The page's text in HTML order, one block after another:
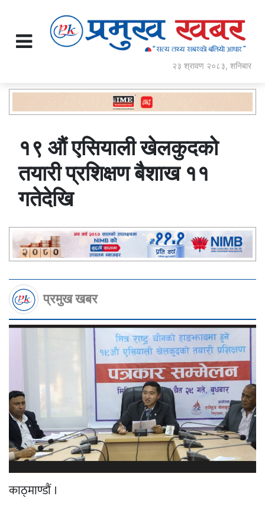
२३ श्रावण २०८३, शनिबार
१९ औं एसियाली खेलकुदको
तयारी प्रशिक्षण बैशाख ११
गतेदेखि
प्रमुख खबर
काठ्माण्डौं ।